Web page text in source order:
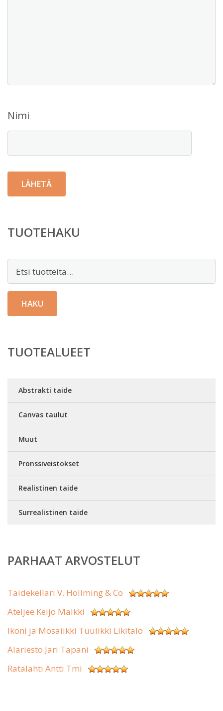
Nimi
TUOTEHAKU
HAKU
TUOTEALUEET
Abstrakti taide
Canvas taulut
Muut
Pronssiveistokset
Realistinen taide
Surrealistinen taide
PARHAAT ARVOSTELUT
Taidekellari V. Hollming & Co
Ateljee Keijo Malkki
Ikoni ja Mosaiikki Tuulikki Likitalo
Alariesto Jari Tapani
Ratalahti Antti Tmi